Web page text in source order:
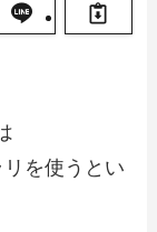
リを使うとい